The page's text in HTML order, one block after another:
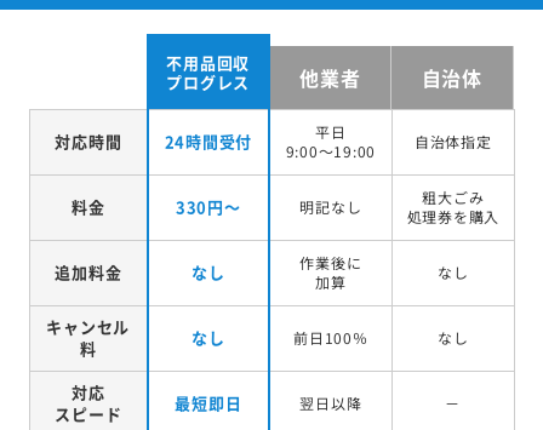
不用品回収
プログレス
他業者 自治体
対応時間 24時間受付
平日
9:00～19:00
自治体指定
料金 330円～ 明記なし
粗大ごみ
処理券を購入
追加料金 なし
作業後に
加算
なし
キャンセル
料
なし 前日100％ なし
対応
スピード
最短即日 翌日以降 －